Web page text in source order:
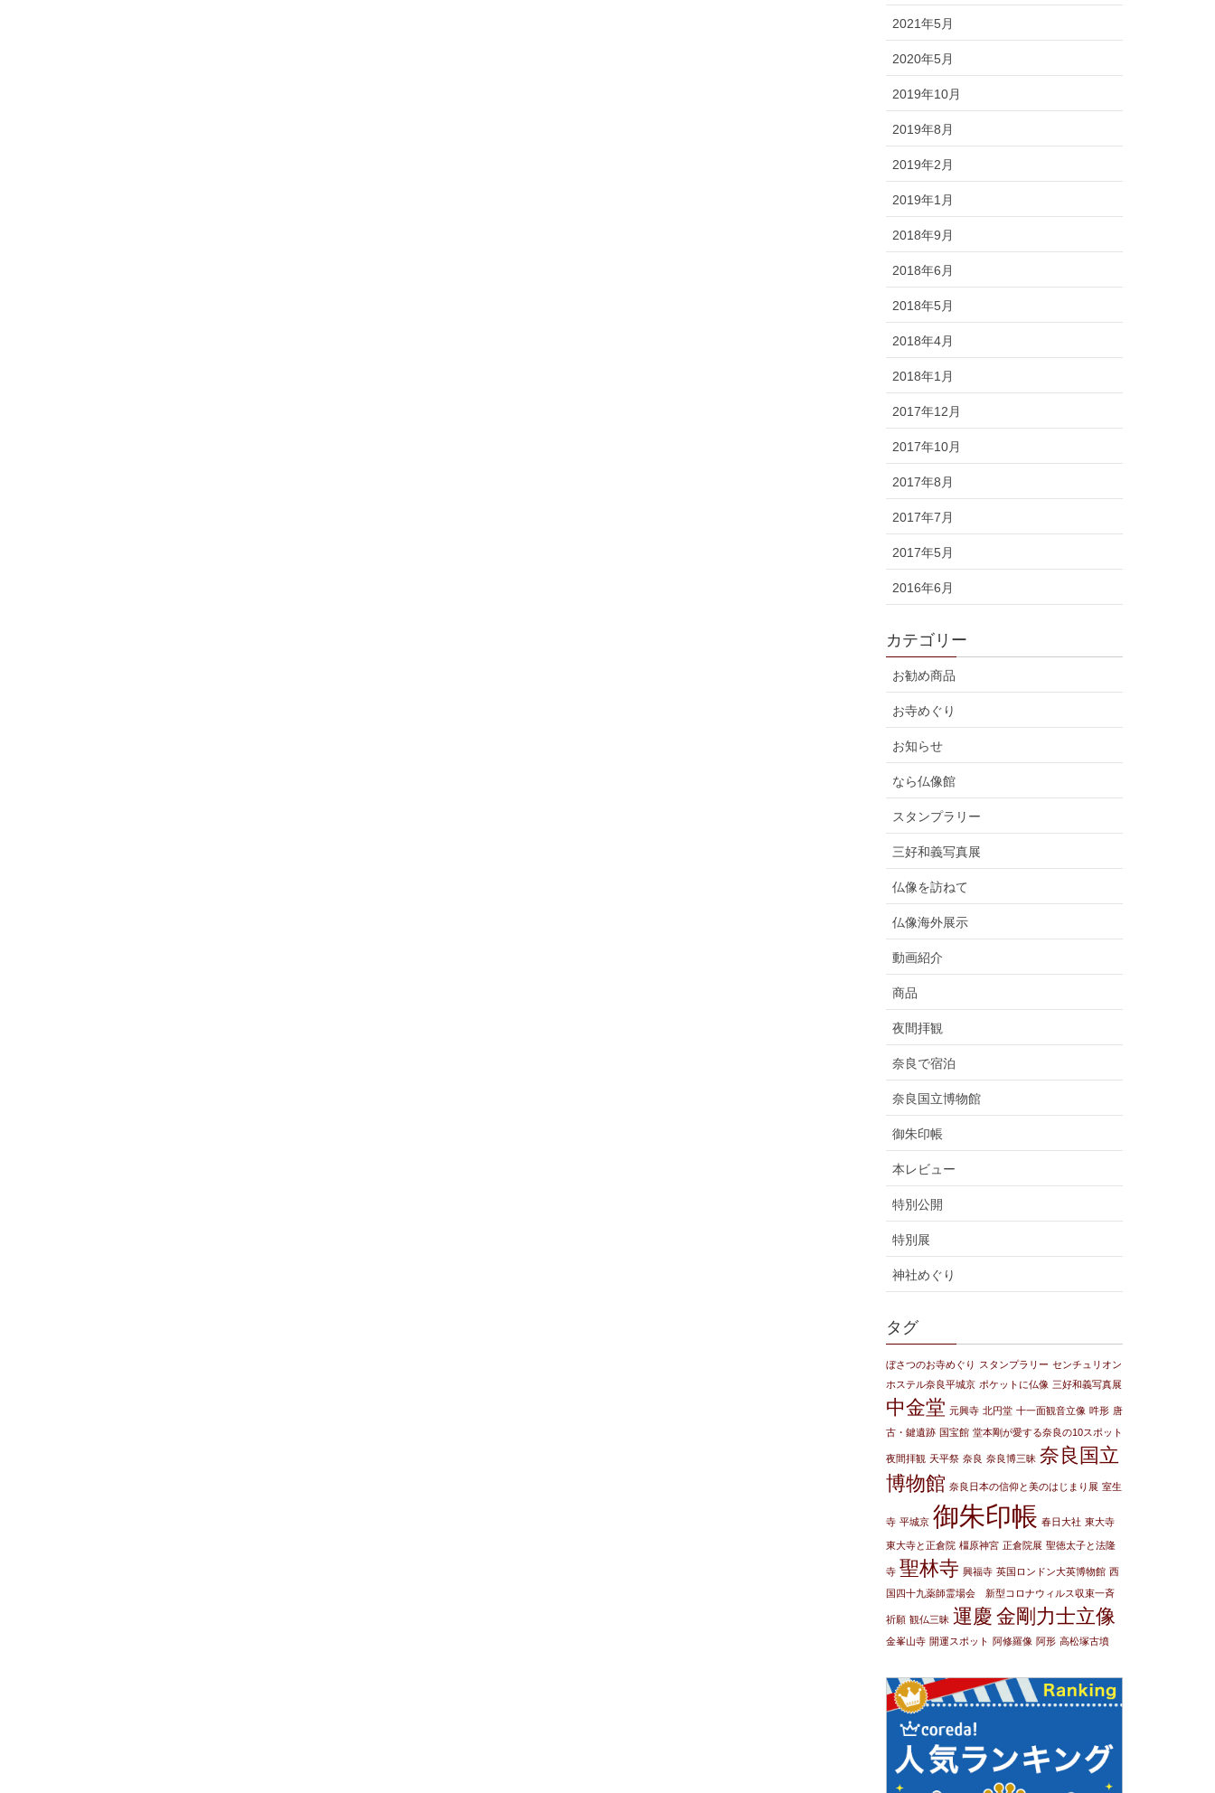
2021年5月
2020年5月
2019年10月
2019年8月
2019年2月
2019年1月
2018年9月
2018年6月
2018年5月
2018年4月
2018年1月
2017年12月
2017年10月
2017年8月
2017年7月
2017年5月
2016年6月
カテゴリー
お勧め商品
お寺めぐり
お知らせ
なら仏像館
スタンプラリー
三好和義写真展
仏像を訪ねて
仏像海外展示
動画紹介
商品
夜間拝観
奈良で宿泊
奈良国立博物館
御朱印帳
本レビュー
特別公開
特別展
神社めぐり
タグ
ぼさつのお寺めぐり スタンプラリー センチュリオン
ホステル奈良平城京 ポケットに仏像 三好和義写真展
中金堂 元興寺 北円堂 十一面観音立像 吽形 唐
古・鍵遺跡 国宝館 堂本剛が愛する奈良の10スポット
夜間拝観 天平祭 奈良 奈良博三昧 奈良国立
博物館 奈良日本の信仰と美のはじまり展 室生
寺 平城京 御朱印帳 春日大社 東大寺
東大寺と正倉院 橿原神宮 正倉院展 聖徳太子と法隆
寺 聖林寺 興福寺 英国ロンドン大英博物館 西
国四十九薬師霊場会 新型コロナウィルス収束一斉
祈願 観仏三昧 運慶 金剛力士立像
金峯山寺 開運スポット 阿修羅像 阿形 高松塚古墳